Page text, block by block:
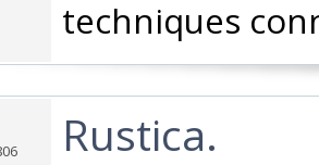
techniques
‎Rustica.‎